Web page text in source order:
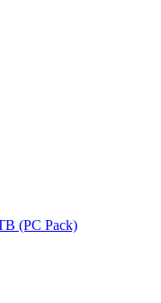
(PC Pack)